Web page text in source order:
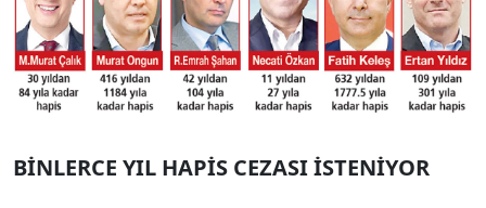
BİNLERCE YIL HAPİS CEZASI İSTENİYOR